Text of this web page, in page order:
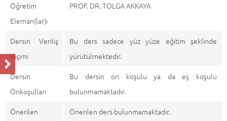
Öğretim
Eleman(lar)ı
PROF. DR. TOLGA AKKAYA
Dersin Veriliş
Biçimi
Bu ders sadece yüz yüze eğitim şeklinde
yürütülmektedir.
Dersin
Önkoşulları
Bu dersin ön koşulu ya da eş koşulu
bulunmamaktadır.
Önerilen
Önerilen ders bulunmamaktadır.